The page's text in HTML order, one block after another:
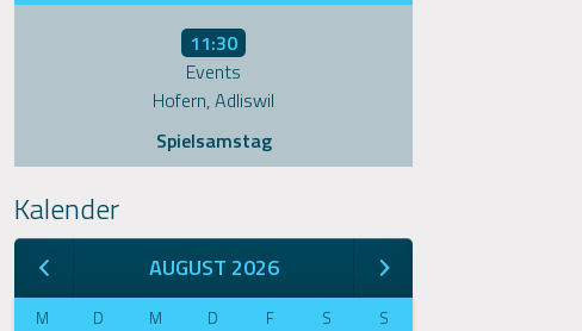
11:30
Events
Hofern, Adliswil
Spielsamstag
Kalender
AUGUST 2026
M D M D F S S